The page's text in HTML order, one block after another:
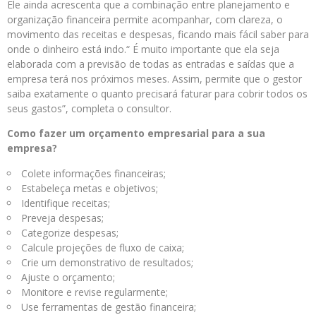
Ele ainda acrescenta que a combinação entre planejamento e
organização financeira permite acompanhar, com clareza, o
movimento das receitas e despesas, ficando mais fácil saber para
onde o dinheiro está indo.“ É muito importante que ela seja
elaborada com a previsão de todas as entradas e saídas que a
empresa terá nos próximos meses. Assim, permite que o gestor
saiba exatamente o quanto precisará faturar para cobrir todos os
seus gastos”, completa o consultor.
Como fazer um orçamento empresarial para a sua
empresa?
Colete informações financeiras;
Estabeleça metas e objetivos;
Identifique receitas;
Preveja despesas;
Categorize despesas;
Calcule projeções de fluxo de caixa;
Crie um demonstrativo de resultados;
Ajuste o orçamento;
Monitore e revise regularmente;
Use ferramentas de gestão financeira;